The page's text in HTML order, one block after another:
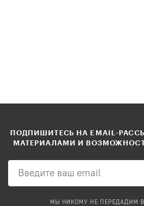
ПОДПИШИТЕСЬ НА EMAIL-
МАТЕРИАЛАМИ И
МЫ НИКОМУ НЕ ПЕРЕДАДИМ